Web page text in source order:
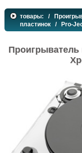
товары: /
пластинок / Pro-
Проигрыватель